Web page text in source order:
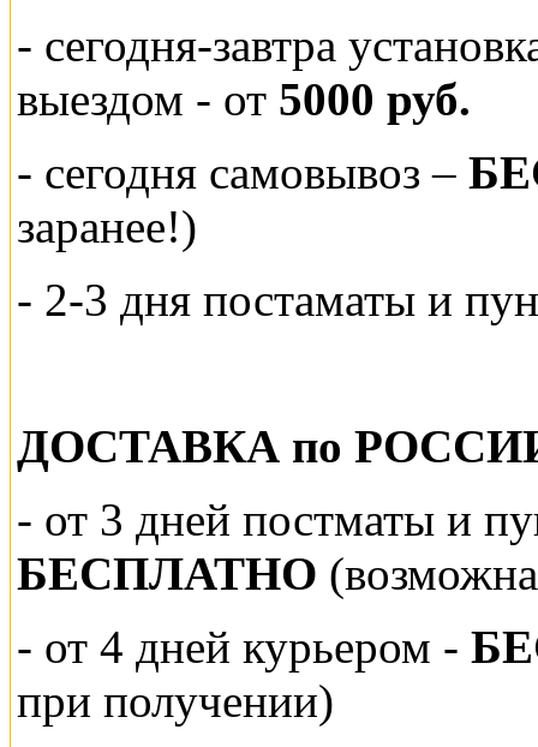
- сегодня-завтра
выездом - от 5000 руб.
- сегодня самовывоз –
заранее!)
- 2-3 дня постаматы и
ДОСТАВКА по
- от 3 дней постматы и
БЕСПЛАТНО
- от 4 дней курьером -
при получении)